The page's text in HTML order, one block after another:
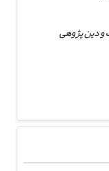
و دین پژوهی